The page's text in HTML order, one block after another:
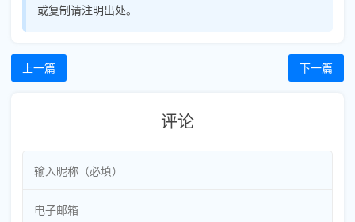
或复制请注明出处。
上一篇 下一篇
评论